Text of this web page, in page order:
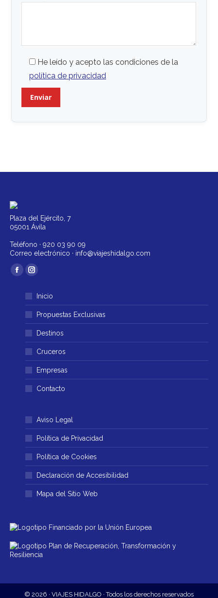
He leído y acepto las condiciones de la
política de privacidad
Plaza del Ejército, 7
05001 Ávila
Teléfono · 920 03 90 09
Correo electrónico · info@viajeshidalgo.com
Encuéntranos en:
Facebook
abre
una
ventana
Instagram
se
abre
en
una
ventana
Inicio
Propuestas Exclusivas
Destinos
Cruceros
Empresas
Contacto
Aviso Legal
Política de Privacidad
Política de Cookies
Declaración de Accesibilidad
Mapa del Sitio Web
© 2026 · VIAJES HIDALGO · Todos los derechos reservados